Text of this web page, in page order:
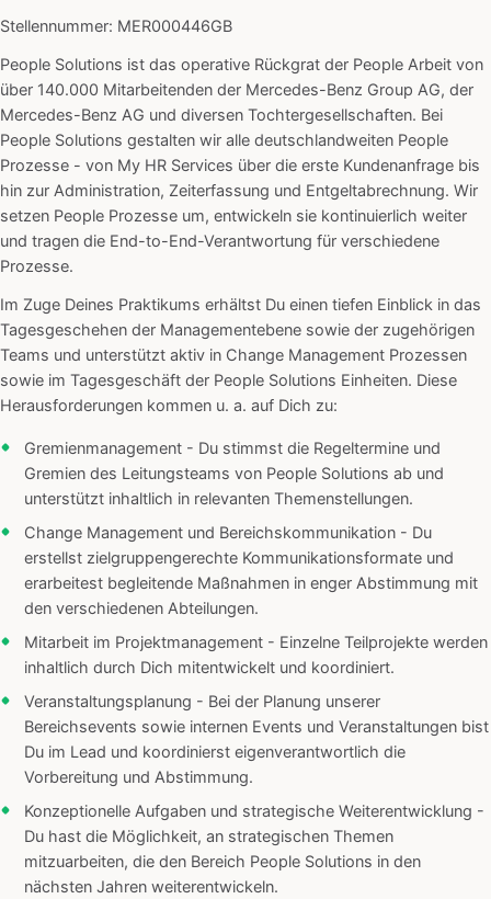
Stellennummer: MER000446GB
People Solutions ist das operative Rückgrat der People Arbeit von
über 140.000 Mitarbeitenden der Mercedes-Benz Group AG, der
Mercedes-Benz AG und diversen Tochtergesellschaften. Bei
People Solutions gestalten wir alle deutschlandweiten People
Prozesse - von My HR Services über die erste Kundenanfrage bis
hin zur Administration, Zeiterfassung und Entgeltabrechnung. Wir
setzen People Prozesse um, entwickeln sie kontinuierlich weiter
und tragen die End-to-End-Verantwortung für verschiedene
Prozesse.
Im Zuge Deines Praktikums erhältst Du einen tiefen Einblick in das
Tagesgeschehen der Managementebene sowie der zugehörigen
Teams und unterstützt aktiv in Change Management Prozessen
sowie im Tagesgeschäft der People Solutions Einheiten. Diese
Herausforderungen kommen u. a. auf Dich zu:
Gremienmanagement - Du stimmst die Regeltermine und
Gremien des Leitungsteams von People Solutions ab und
unterstützt inhaltlich in relevanten Themenstellungen.
Change Management und Bereichskommunikation - Du
erstellst zielgruppengerechte Kommunikationsformate und
erarbeitest begleitende Maßnahmen in enger Abstimmung mit
den verschiedenen Abteilungen.
Mitarbeit im Projektmanagement - Einzelne Teilprojekte werden
inhaltlich durch Dich mitentwickelt und koordiniert.
Veranstaltungsplanung - Bei der Planung unserer
Bereichsevents sowie internen Events und Veranstaltungen bist
Du im Lead und koordinierst eigenverantwortlich die
Vorbereitung und Abstimmung.
Konzeptionelle Aufgaben und strategische Weiterentwicklung -
Du hast die Möglichkeit, an strategischen Themen
mitzuarbeiten, die den Bereich People Solutions in den
nächsten Jahren weiterentwickeln.